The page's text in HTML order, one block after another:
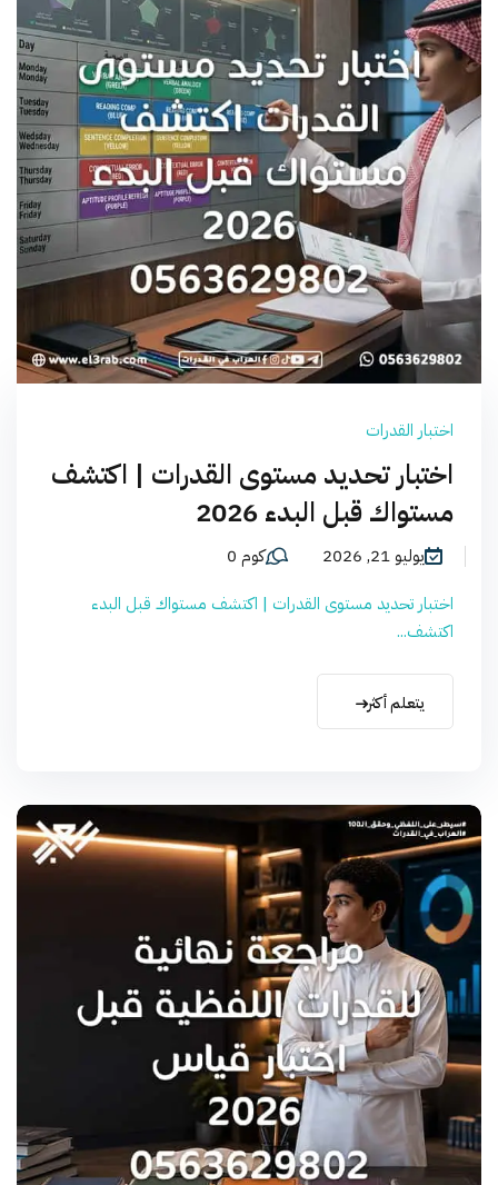
اختبار القدرات
اختبار تحديد مستوى القدرات | اكتشف
مستواك قبل البدء 2026
يوليو 21, 2026
كوم 0
اختبار تحديد مستوى القدرات | اكتشف مستواك قبل البدء
اكتشف...
يتعلم أكثر